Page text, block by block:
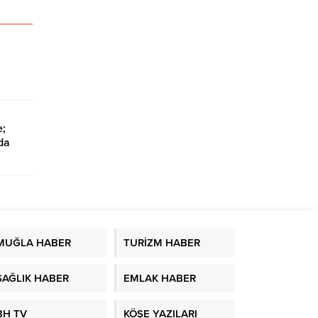
HABER TURİZM HABER
HABER EMLAK HABER
TV KÖŞE YAZILARI